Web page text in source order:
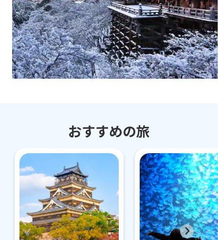
おすすめの旅